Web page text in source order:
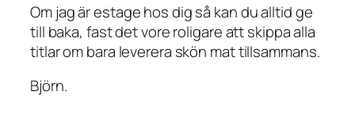
Om jag är estage hos dig så kan du alltid ge
till baka, fast det vore roligare att skippa alla
titlar om bara leverera skön mat tillsammans.
Björn.